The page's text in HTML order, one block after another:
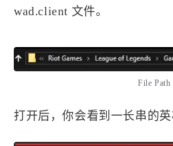
wad.client 文件。
File Path
打开后，你会看到一长串的英